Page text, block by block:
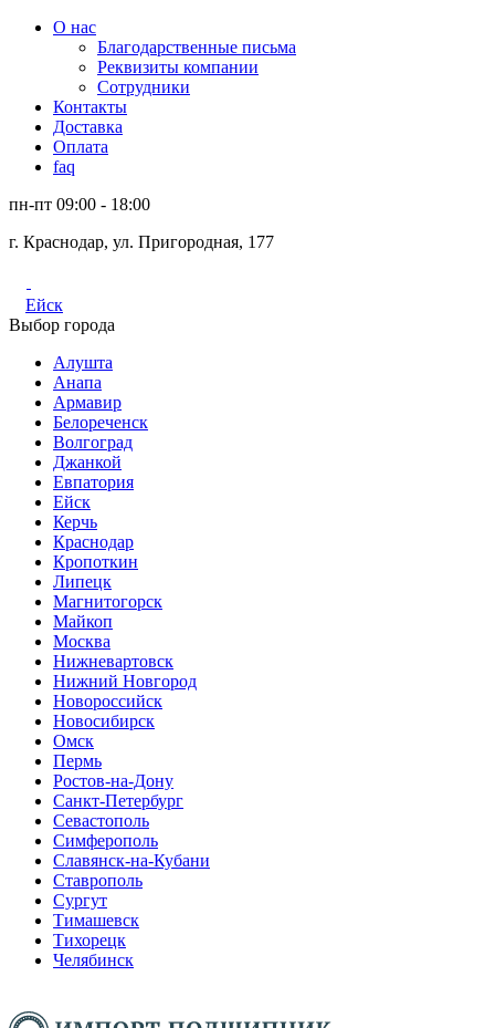
О нас
Благодарственные письма
Реквизиты компании
Сотрудники
Контакты
Доставка
Оплата
faq
пн-пт 09:00 - 18:00
г. Краснодар, ул. Пригородная, 177
Ейск
Выбор города
Алушта
Анапа
Армавир
Белореченск
Волгоград
Джанкой
Евпатория
Ейск
Керчь
Краснодар
Кропоткин
Липецк
Магнитогорск
Майкоп
Москва
Нижневартовск
Нижний Новгород
Новороссийск
Новосибирск
Омск
Пермь
Ростов-на-Дону
Санкт-Петербург
Севастополь
Симферополь
Славянск-на-Кубани
Ставрополь
Сургут
Тимашевск
Тихорецк
Челябинск